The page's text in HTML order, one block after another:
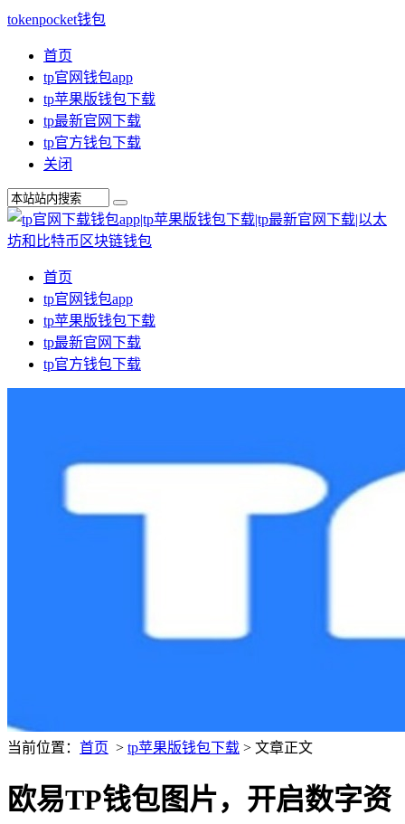
tokenpocket钱包
首页
tp官网钱包app
tp苹果版钱包下载
tp最新官网下载
tp官方钱包下载
关闭
首页
tp官网钱包app
tp苹果版钱包下载
tp最新官网下载
tp官方钱包下载
当前位置： 首页 > tp苹果版钱包下载 > 文章正文
欧易TP钱包图片，开启数字资